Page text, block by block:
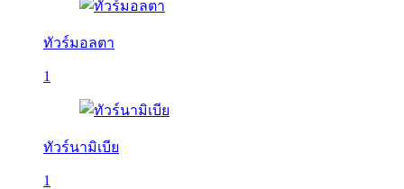
ทัวร์มอลตา
1
ทัวร์นามิเบีย
1